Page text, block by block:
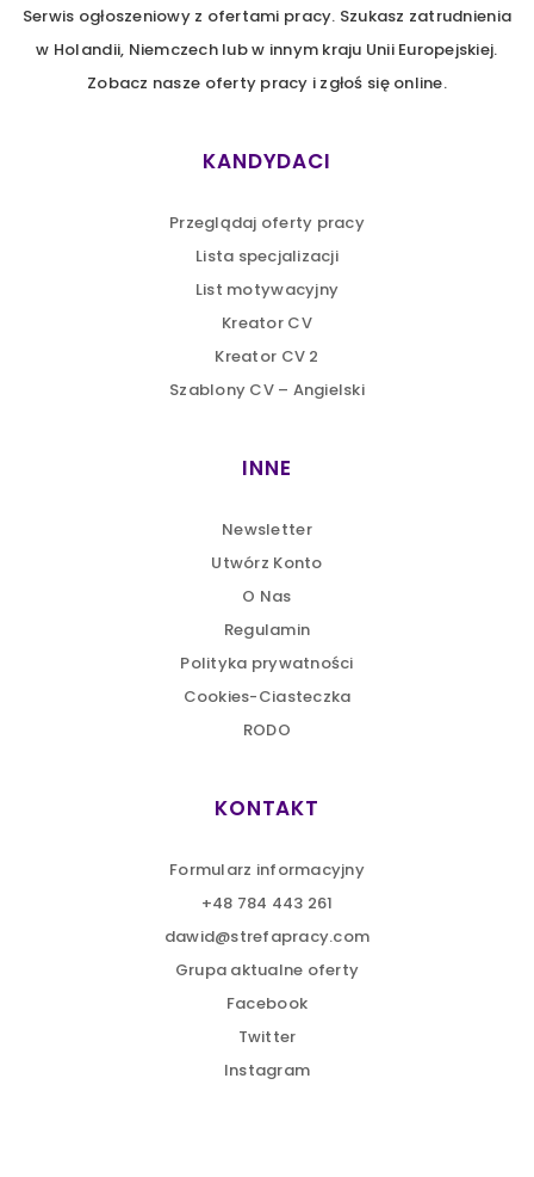
Serwis ogłoszeniowy z ofertami pracy. Szukasz zatrudnienia
w Holandii, Niemczech lub w innym kraju Unii Europejskiej.
Zobacz nasze oferty pracy i zgłoś się online.
KANDYDACI
Przeglądaj oferty pracy
Lista specjalizacji
List motywacyjny
Kreator CV
Kreator CV 2
Szablony CV – Angielski
INNE
Newsletter
Utwórz Konto
O Nas
Regulamin
Polityka prywatności
Cookies-Ciasteczka
RODO
KONTAKT
Formularz informacyjny
+48 784 443 261
dawid@strefapracy.com
Grupa aktualne oferty
Facebook
Twitter
Instagram